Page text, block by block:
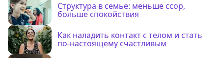
Структура в семье: меньше ссор,
больше спокойствия
Как наладить контакт с телом и стать
по-настоящему счастливым